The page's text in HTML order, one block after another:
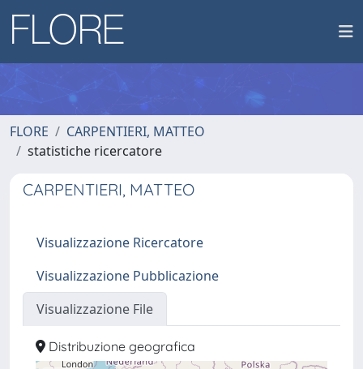
FLORE
CARPENTIERI, MATTEO
statistiche ricercatore
CARPENTIERI, MATTEO
Visualizzazione Ricercatore
Visualizzazione Pubblicazione
Visualizzazione File
Distribuzione geografica